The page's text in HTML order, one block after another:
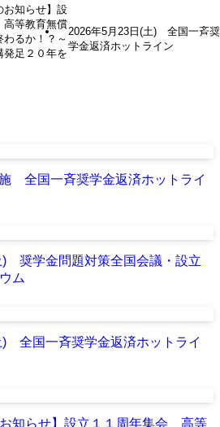
お知らせ】設
等教育無償
わるか！？～
発足２０年を
2026年5月23日(土) 全国一斉奨
学金返済ホットライン
全国一斉奨学金返済ホットライ
) 奨学金問題対策全国会議・設立
ム
) 全国一斉奨学金返済ホットライ
お知らせ】設立１１周年集会 高等